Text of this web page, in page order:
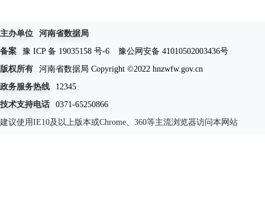
主办单位
河南省数据局
备案
豫 ICP 备 19035158 号-6
豫公网安备 41010502003436号
版权所有
河南省数据局 Copyright ©2022 hnzwfw.gov.cn
政务服务热线
12345
技术支持电话
0371-65250866
建议使用IE10及以上版本或Chrome、360等主流浏览器访问本网站